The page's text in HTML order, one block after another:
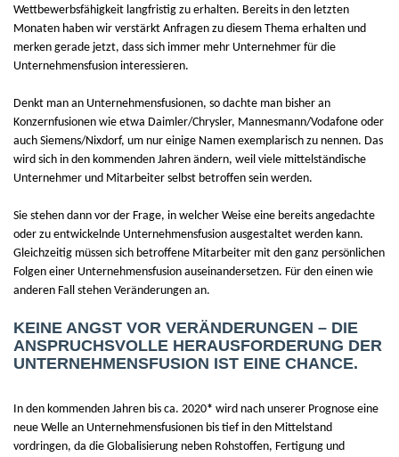
Wettbewerbsfähigkeit langfristig zu erhalten. Bereits in den letzten
Monaten haben wir verstärkt Anfragen zu diesem Thema erhalten und
merken gerade jetzt, dass sich immer mehr Unternehmer für die
Unternehmensfusion interessieren.
Denkt man an Unternehmensfusionen, so dachte man bisher an
Konzernfusionen wie etwa Daimler/Chrysler, Mannesmann/Vodafone oder
auch Siemens/Nixdorf, um nur einige Namen exemplarisch zu nennen. Das
wird sich in den kommenden Jahren ändern, weil viele mittelständische
Unternehmer und Mitarbeiter selbst betroffen sein werden.
Sie stehen dann vor der Frage, in welcher Weise eine bereits angedachte
oder zu entwickelnde Unternehmensfusion ausgestaltet werden kann.
Gleichzeitig müssen sich betroffene Mitarbeiter mit den ganz persönlichen
Folgen einer Unternehmensfusion auseinandersetzen. Für den einen wie
anderen Fall stehen Veränderungen an.
KEINE ANGST VOR VERÄNDERUNGEN – DIE
ANSPRUCHSVOLLE HERAUSFORDERUNG DER
UNTERNEHMENSFUSION IST EINE CHANCE.
In den kommenden Jahren bis ca. 2020* wird nach unserer Prognose eine
neue Welle an Unternehmensfusionen bis tief in den Mittelstand
vordringen, da die Globalisierung neben Rohstoffen, Fertigung und